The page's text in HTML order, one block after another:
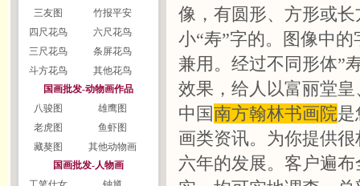
三友图
竹报平安
四尺花鸟
六尺花鸟
三尺花鸟
条屏花鸟
斗方花鸟
其他花鸟
国画批发-动物画作品
八骏图
雄鹰图
老虎图
鱼虾图
藏獒图
其他动物画
国画批发-人物画
像，有圆形、方形或
小“寿”字的。图像中
兼用。经过不同形体”
效果，给人以富丽堂
中国南方翰林书画院是
画类资讯。为你提供
六年的发展。客户遍